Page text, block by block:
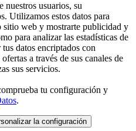
nuestros usuarios, su
Utilizamos estos datos para
sitio web y mostrarte publicidad y
para analizar las estadísticas de
datos encriptados con
a través de sus canales de
sus servicios.
tu configuración y
.
la configuración